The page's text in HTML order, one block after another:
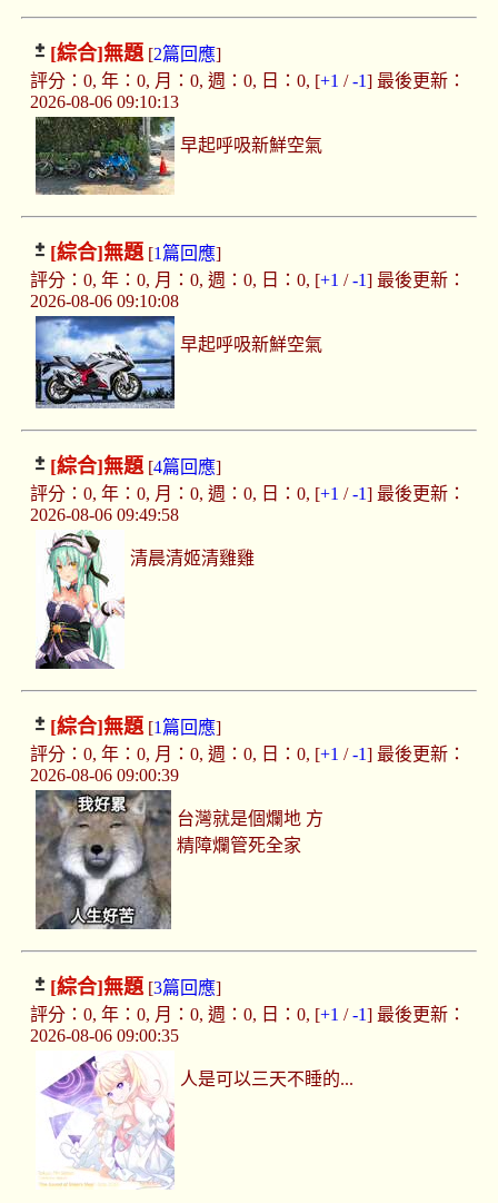
[綜合]無題[2篇回應]
評分：0, 年：0, 月：0, 週：0, 日：0, [+1 /-1] 最後更新：
2026-08-06 09:10:13
早起呼吸新鮮空氣
[綜合]無題[1篇回應]
評分：0, 年：0, 月：0, 週：0, 日：0, [+1 /-1] 最後更新：
2026-08-06 09:10:08
早起呼吸新鮮空氣
[綜合]無題[4篇回應]
評分：0, 年：0, 月：0, 週：0, 日：0, [+1 /-1] 最後更新：
2026-08-06 09:49:58
清晨清姬清雞雞
[綜合]無題[1篇回應]
評分：0, 年：0, 月：0, 週：0, 日：0, [+1 /-1] 最後更新：
2026-08-06 09:00:39
台灣就是個爛地 方
精障爛管死全家
[綜合]無題[3篇回應]
評分：0, 年：0, 月：0, 週：0, 日：0, [+1 /-1] 最後更新：
2026-08-06 09:00:35
人是可以三天不睡的...